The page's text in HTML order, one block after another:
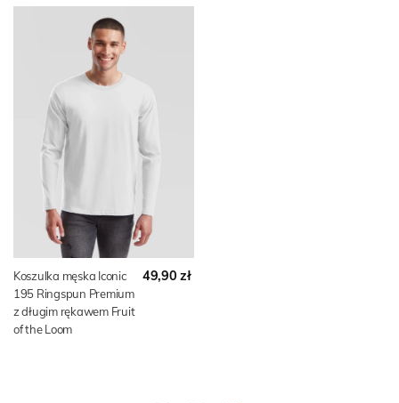
Koszulka męska Iconic
195 Ringspun Premium
z długim rękawem Fruit
of the Loom
49,90 zł